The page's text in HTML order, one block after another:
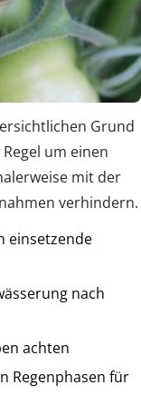
Grund
um einen
mit der
verhindern.
einsetzende
nach
achten
Regenphasen für